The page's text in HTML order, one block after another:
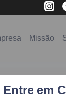
2796-3704
Missão
Entre em